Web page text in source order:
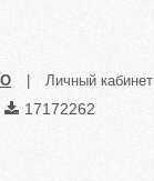
Личный кабинет
17172262